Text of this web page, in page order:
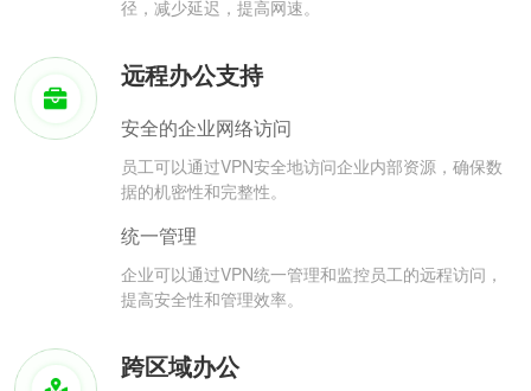
径，减少延迟，提高网速。
远程办公支持
安全的企业网络访问
员工可以通过VPN安全地访问企业内部资源，确保数
据的机密性和完整性。
统一管理
企业可以通过VPN统一管理和监控员工的远程访问，
提高安全性和管理效率。
跨区域办公